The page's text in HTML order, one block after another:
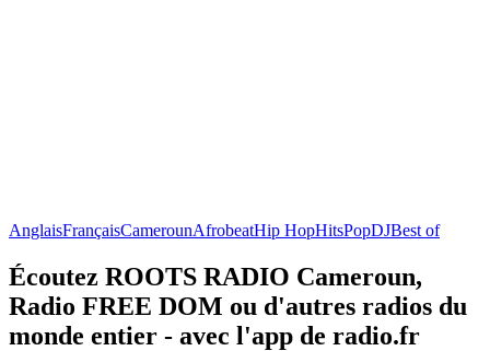
AnglaisFrançaisCamerounAfrobeatHip HopHitsPopDJBest of
Écoutez ROOTS RADIO Cameroun,
Radio FREE DOM ou d'autres radios du
monde entier - avec l'app de radio.fr